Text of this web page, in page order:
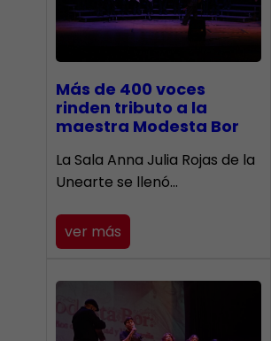
Más de 400 voces
rinden tributo a la
maestra Modesta Bor
​La Sala Anna Julia Rojas de la
Unearte se llenó…
ver más